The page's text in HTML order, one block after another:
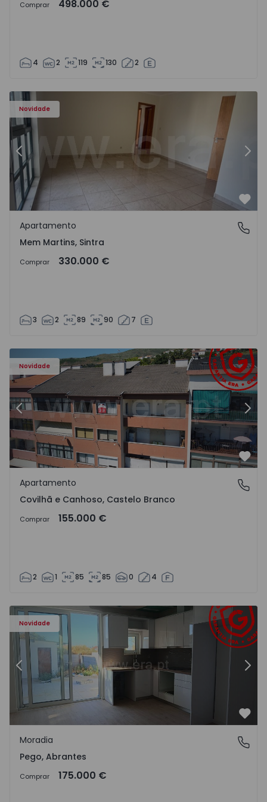
Comprar 498.000 €
4 2 119 130 2
Novidade
- 15
Apartamento T3 Sintra, Algueirão-Mem Martins -
Anterior
Mem Martins, Sintra
Apartamento
Mem Martins, Sintra
Comprar 330.000 €
3 2 89 90 7
Novidade
- 18
Apartamento T2 Covilhã, Covilhã e Canhoso - 1497806 -
Anterior
Covilhã e Canhoso, Castelo Branco
Apartamento
Covilhã e Canhoso, Castelo Branco
Comprar 155.000 €
2 1 85 85 0 4
Novidade
Moradia T2 Abrantes, Pego - 1575171 - 9
Anterior
Pego, Abrantes
Moradia
Pego, Abrantes
Comprar 175.000 €